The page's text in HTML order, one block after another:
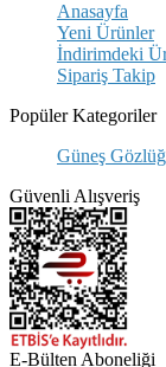
Anasayfa
Yeni Ürünler
İndirimdeki
Sipariş Takip
Popüler Kategoriler
Güneş
Güvenli Alışveriş
E-Bülten Aboneliği